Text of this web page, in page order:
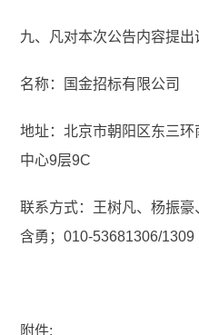
九、凡对本次公告内容提出
名称：国金招标有限公司
地址：北京市朝阳区东三
中心9层9C
联系方式：王树凡、杨振
含勇；010-53681306/1309
附件: